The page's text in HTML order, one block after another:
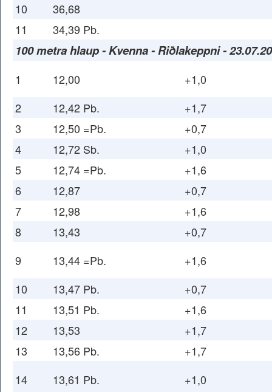
10
36,68
11
34,39 Pb.
100 metra hlaup - Kvenna - Riðlakeppni -
1 12,00
+1,0
2
12,42 Pb.
+1,7
3
12,50 =Pb.
+0,7
4
12,72 Sb.
+1,0
5
12,74 =Pb.
+1,6
6
12,87
+0,7
7
12,98
+1,6
8
13,43
+0,7
9
13,44 =Pb.
+1,6
10
13,47 Pb.
+0,7
11
13,51 Pb.
+1,6
12
13,53
+1,7
13
13,56 Pb.
+1,7
14
13,61 Pb.
+1,0